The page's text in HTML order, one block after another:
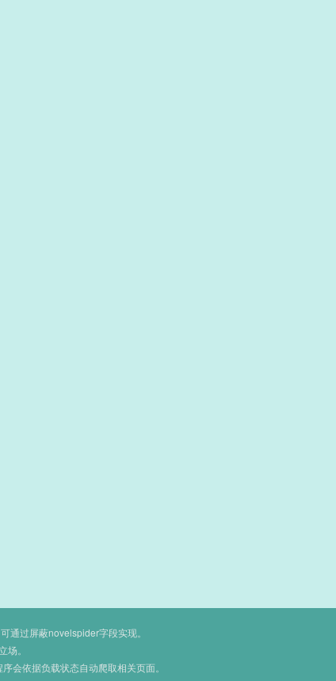
通过屏蔽novelspider字段实现。
。
会依据负载状态自动爬取相关页面。